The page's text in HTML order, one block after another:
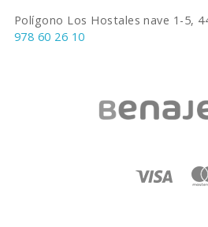
Polígono Los Hostales nave 1-5,
978 60 26 10